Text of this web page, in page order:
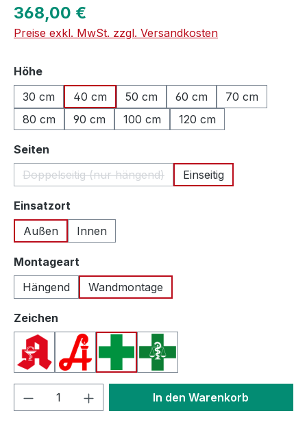
Regulärer Preis:
368,00 €
Preise exkl. MwSt. zzgl. Versandkosten
Höheauswählen
30 cm
40 cm 50 cm 60 cm
70 cm
80 cm
90 cm 100 cm 120 cm
Seiten
Doppelseitig (nur hängend)
(Diese Option ist zurzeit nicht verfügbar.)
Einseitig
Einsatzort
Außen
Innen
Montageart
Hängend
Wandmontage
Zeichen
Apotheken A (Deutschland)
Apotheken A (Österreich)
Apothekenkreuz (International)
Apothekenkreuz (Schweiz)
Produkt Anzahl: Gib denIn den Warenkorb